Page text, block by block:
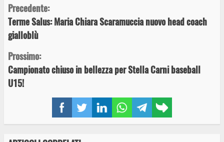
FacebookTwitterLinkedInWhatsAppTelegram
link
Continue
Reading
Precedente:
Terme Salus: Maria Chiara Scaramuccia nuovo head coach
gialloblù
Prossimo:
Campionato chiuso in bellezza per Stella Carni baseball
U15!